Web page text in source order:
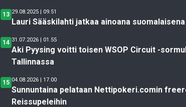
13 29.08.2025 | 09.51
Lauri Sääskilahti jatkaa ainoana
14 31.07.2026 | 01.55
Aki Pyysing voitti toisen WSOP Circuit -
Tallinnassa
15 04.08.2026 | 17.00
Sunnuntaina pelataan Nettipokeri.comin
Reissupeleihin